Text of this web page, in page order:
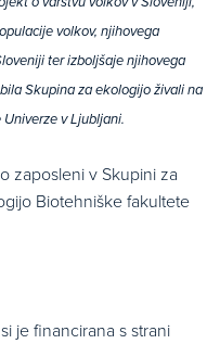
volkov, njihovega
ter izboljšaje njihovega
Skupina za ekologijo živali na
v Ljubljani.
zaposleni v Skupini za
Biotehniške fakultete
je financirana s strani